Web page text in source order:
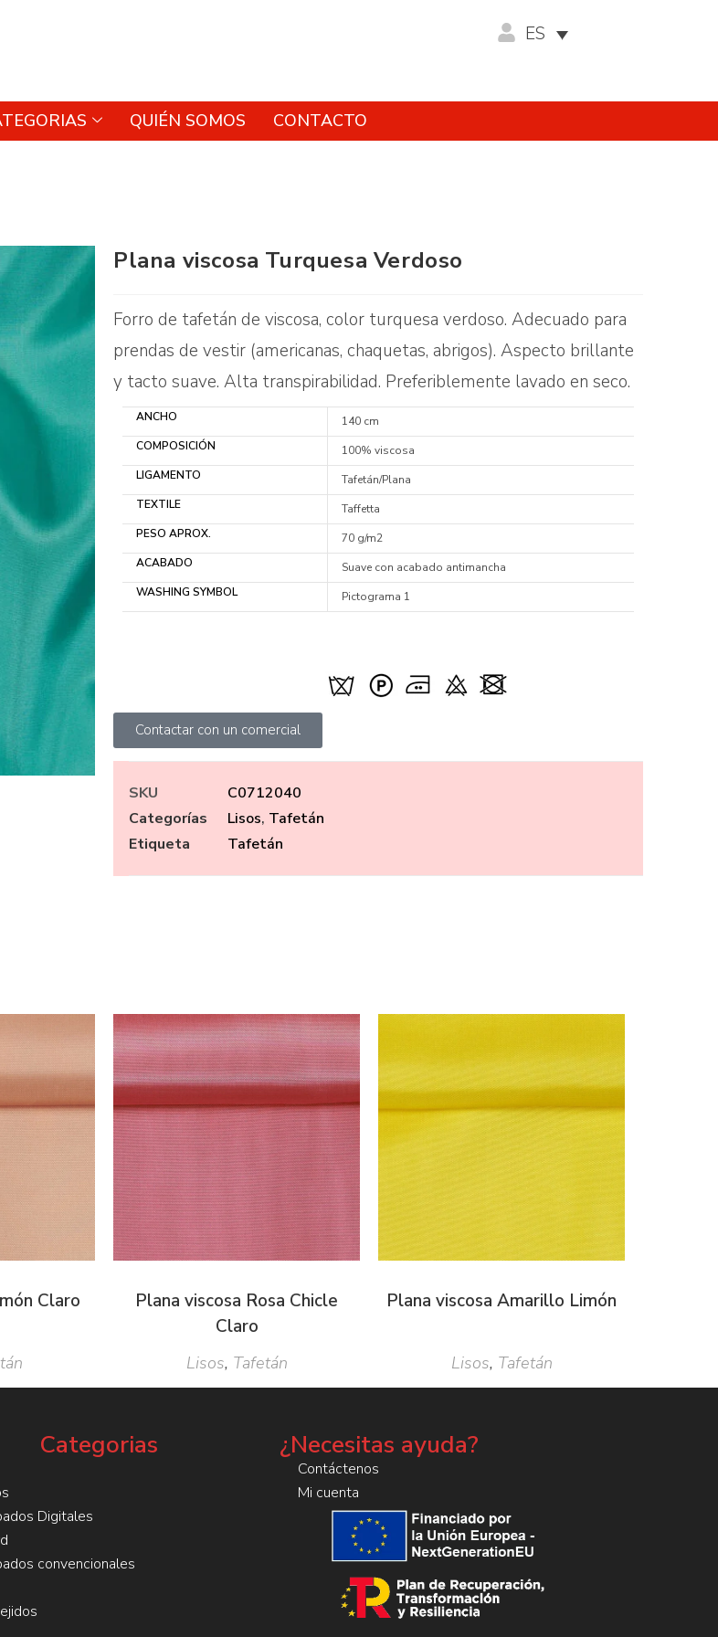
ES
QUIÉN SOMOS CONTACTO
Plana viscosa Turquesa Verdoso
Forro de tafetán de viscosa, color turquesa verdoso. Adecuado para
prendas de vestir (americanas, chaquetas, abrigos). Aspecto brillante
y tacto suave. Alta transpirabilidad. Preferiblemente lavado en seco.
ANCHO
140 cm
COMPOSICIÓN
100% viscosa
LIGAMENTO
Tafetán/Plana
TEXTILE
Taffetta
PESO APROX.
70 g/m2
ACABADO
Suave con acabado antimancha
WASHING SYMBOL
Pictograma 1
Contactar con un comercial
SKU
C0712040
Categorías
Lisos, Tafetán
Etiqueta
Tafetán
Claro
Plana viscosa Rosa Chicle
Claro
Lisos, Tafetán
Plana viscosa Amarillo Limón
Lisos, Tafetán
Categorias
Digitales
convencionales
¿Necesitas ayuda?
Contáctenos
Mi cuenta